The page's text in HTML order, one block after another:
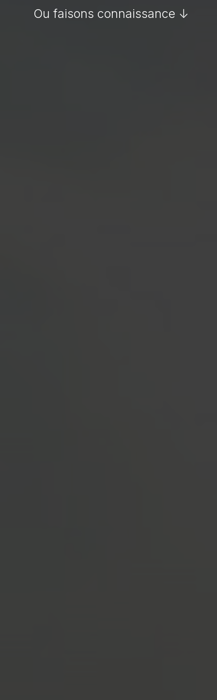
Ou faisons connaissance ↓